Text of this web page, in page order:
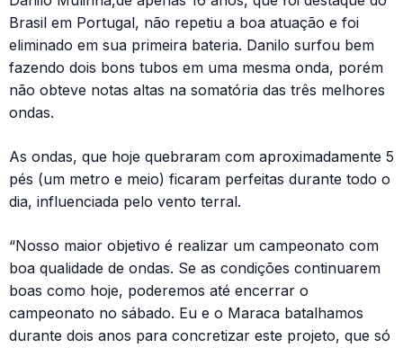
Brasil em Portugal, não repetiu a boa atuação e foi
eliminado em sua primeira bateria. Danilo surfou bem
fazendo dois bons tubos em uma mesma onda, porém
não obteve notas altas na somatória das três melhores
ondas.
As ondas, que hoje quebraram com aproximadamente 5
pés (um metro e meio) ficaram perfeitas durante todo o
dia, influenciada pelo vento terral.
“Nosso maior objetivo é realizar um campeonato com
boa qualidade de ondas. Se as condições continuarem
boas como hoje, poderemos até encerrar o
campeonato no sábado. Eu e o Maraca batalhamos
durante dois anos para concretizar este projeto, que só